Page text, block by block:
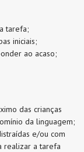
tarefa;
iniciais;
ao acaso;
das crianças
da linguagem;
e/ou com
realizar a tarefa